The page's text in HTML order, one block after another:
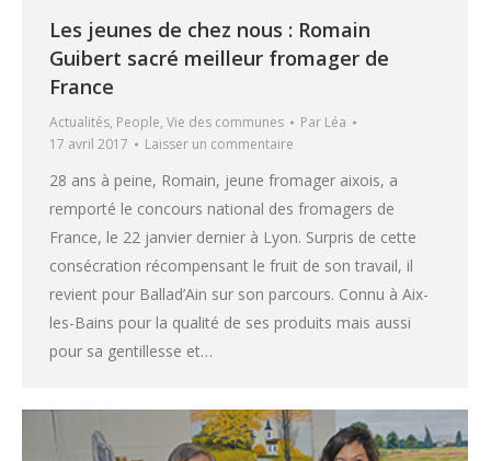
Les jeunes de chez nous : Romain
Guibert sacré meilleur fromager de
France
Actualités, People, Vie des communes Par Léa
17 avril 2017
Laisser un commentaire
28 ans à peine, Romain, jeune fromager aixois, a
remporté le concours national des fromagers de
France, le 22 janvier dernier à Lyon. Surpris de cette
consécration récompensant le fruit de son travail, il
revient pour Ballad’Ain sur son parcours. Connu à Aix-
les-Bains pour la qualité de ses produits mais aussi
pour sa gentillesse et…